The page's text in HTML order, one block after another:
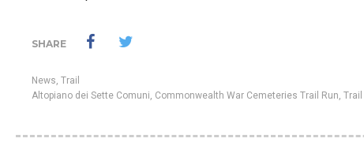
SHARE
News, Trail
Altopiano dei Sette Comuni, Commonwealth War Cemeteries Trail Run, Trail